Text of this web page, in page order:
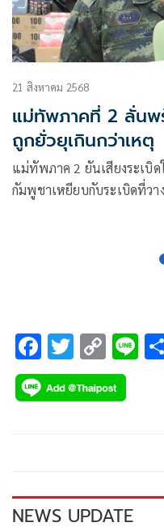
21 สิงหาคม 2568
แม่ทัพภาคที่ 2 ลั่นพ
ถูกยั่วยุเกินกว่าเหตุ
แม่ทัพภาค 2 ยันเสียงระเบิ
กัมพูชาเหยียบกับระเบิดที่วาง
F
ac
e
k
T
wi
tt
C
o
p
k
Li
NEWS UPDATE